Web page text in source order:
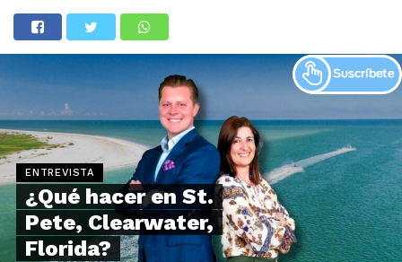
ENTREVISTA
¿Qué hacer en St.
Pete, Clearwater,
Florida?